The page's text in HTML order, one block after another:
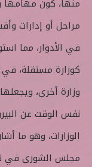
منها، كون مهامها
مراحل أو إدارات
في الأدوار، مما
كوزارة مستقلة،
وزارة أخرى،
نفس الوقت عن
الوزارات، وهو ما
مجلس الشورى في